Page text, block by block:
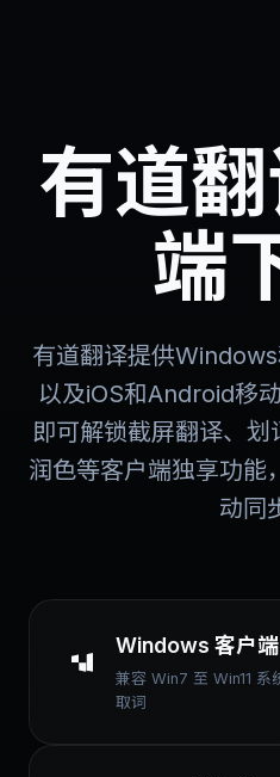
有道
端
有道翻译提供
以及iOS和Android移
即可解锁截屏翻译、
润色等客户端独享功能
动同
Windows 客户端
兼容 Win7 至 Win11 系
取词